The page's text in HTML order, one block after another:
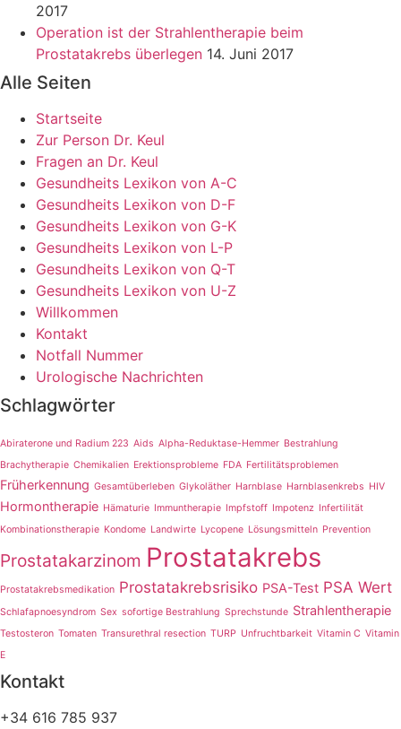
2017
Operation ist der Strahlentherapie beim
Prostatakrebs überlegen 14. Juni 2017
Alle Seiten
Startseite
Zur Person Dr. Keul
Fragen an Dr. Keul
Gesundheits Lexikon von A-C
Gesundheits Lexikon von D-F
Gesundheits Lexikon von G-K
Gesundheits Lexikon von L-P
Gesundheits Lexikon von Q-T
Gesundheits Lexikon von U-Z
Willkommen
Kontakt
Notfall Nummer
Urologische Nachrichten
Schlagwörter
Abiraterone und Radium 223 Aids Alpha-Reduktase-Hemmer Bestrahlung
Brachytherapie Chemikalien Erektionsprobleme FDA Fertilitätsproblemen
Früherkennung Gesamtüberleben Glykoläther Harnblase Harnblasenkrebs HIV
Hormontherapie Hämaturie Immuntherapie Impfstoff Impotenz Infertilität
Kombinationstherapie Kondome Landwirte Lycopene Lösungsmitteln Prevention
Prostatakarzinom Prostatakrebs
Prostatakrebsmedikation Prostatakrebsrisiko PSA-Test PSA Wert
Schlafapnoesyndrom Sex sofortige Bestrahlung Sprechstunde Strahlentherapie
Testosteron Tomaten Transurethral resection TURP Unfruchtbarkeit Vitamin C Vitamin
E
Kontakt
+34 616 785 937